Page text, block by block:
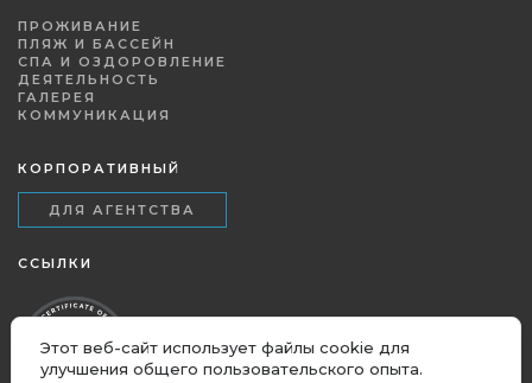
ПРОЖИВАНИЕ
ПЛЯЖ И БАССЕЙН
СПА И ОЗДОРОВЛЕНИЕ
ДЕЯТЕЛЬНОСТЬ
ГАЛЕРЕЯ
КОММУНИКАЦИЯ
КОРПОРАТИВНЫЙ
ДЛЯ АГЕНТСТВА
ССЫЛКИ
Этот веб-сайт использует файлы cookie для
улучшения общего пользовательского опыта.